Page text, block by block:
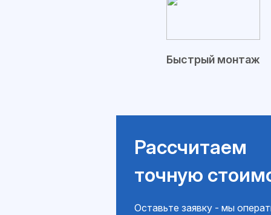
Быстрый монтаж
Рассчитаем
точную
Оставьте заявку - мы